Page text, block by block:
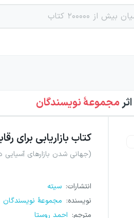
اثرمجموعهٔ نویسندگان
کتاب بازاریابی برای
(جهانی شدن بازارهای
انتشارات: سیته
نویسنده: مجموعهٔ نویسندگان
مترجم: احمد روستا